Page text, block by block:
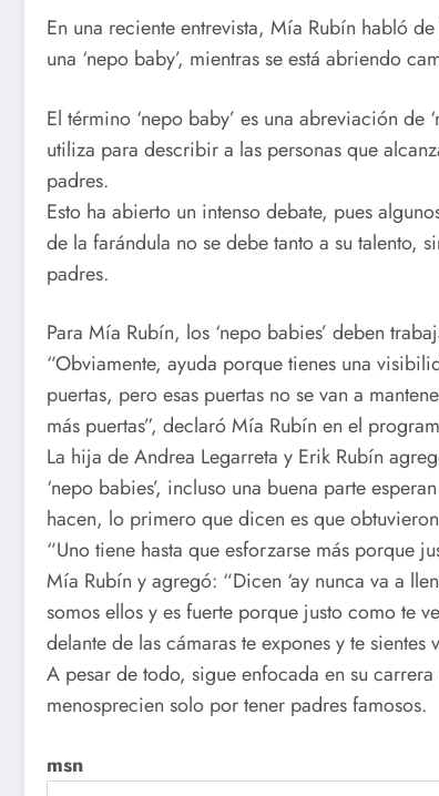
En una reciente entrevista, Mía Rubín habló
una ‘nepo baby’, mientras se está abriendo
El término ‘nepo baby’ es una abreviación de
utiliza para describir a las personas que
padres.
Esto ha abierto un intenso debate, pues
de la farándula no se debe tanto a su talento,
padres.
Para Mía Rubín, los ‘nepo babies’ deben
“Obviamente, ayuda porque tienes una
puertas, pero esas puertas no se van a
más puertas”, declaró Mía Rubín en el
La hija de Andrea Legarreta y Erik Rubín
‘nepo babies’, incluso una buena parte
hacen, lo primero que dicen es que
“Uno tiene hasta que esforzarse más porque
Mía Rubín y agregó: “Dicen ‘ay nunca va a
somos ellos y es fuerte porque justo como te
delante de las cámaras te expones y te sientes
A pesar de todo, sigue enfocada en su
menosprecien solo por tener padres famosos.
msn